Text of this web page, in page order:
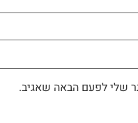
שלי לפעם הבאה שאגיב.